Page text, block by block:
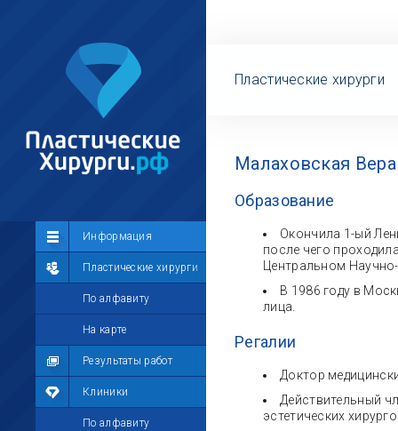
Информация
Пластические хирурги
По алфавиту
На карте
Результаты работ
Клиники
По алфавиту
Сообщество
Лента
Участники
Мой профиль
Мои сообщения
Мои фотографии
Мои комментарии
Пластические хирурги
Малаховская
Образование
Окончила 1-ый
после чего
Центральном
В 1986 году в
лица.
Регалии
Доктор
Действительный
эстетических